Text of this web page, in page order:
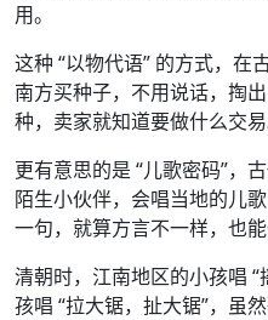
用。
这种 “以物代语” 的方式，在
南方买种子，不用说话，掏
种，卖家就知道要做什么交易
更有意思的是 “儿歌密码”，
陌生小伙伴，会唱当地的儿
一句，就算方言不一样，也能
清朝时，江南地区的小孩唱
孩唱 “拉大锯，扯大锯”，虽